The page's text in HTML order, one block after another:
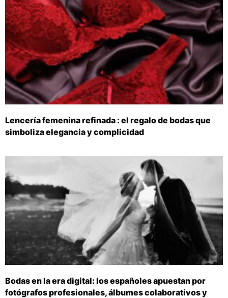
Lencería femenina refinada : el regalo de bodas que
simboliza elegancia y complicidad
Bodas en la era digital: los españoles apuestan por
fotógrafos profesionales, álbumes colaborativos y